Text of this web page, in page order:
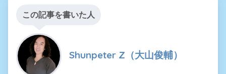
この記事を書いた人
Shunpeter Z（大山俊輔）